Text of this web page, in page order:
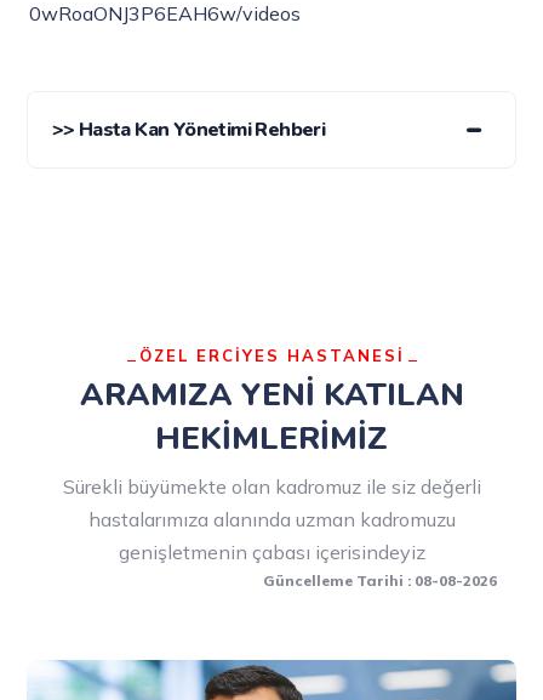
0wRoaONJ3P6EAH6w/videos
>> Hasta Kan Yönetimi Rehberi
ÖZEL ERCİYES HASTANESİ
ARAMIZA YENİ KATILAN
HEKİMLERİMİZ
Sürekli büyümekte olan kadromuz ile siz değerli
hastalarımıza alanında uzman kadromuzu
genişletmenin çabası içerisindeyiz
Güncelleme Tarihi : 08-08-2026